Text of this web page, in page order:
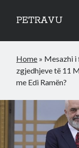
PETRAVU
Sidebar
Bank
Credit Cards
Uncategorized
Home » Mesazhi i
zgjedhjeve të 11
me Edi Ramën?